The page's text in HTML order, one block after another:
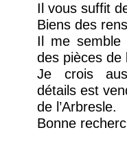
Il vous suffit
Biens des
Il me semble
des pièces
Je crois
détails est
de l’Arbresle.
Bonne